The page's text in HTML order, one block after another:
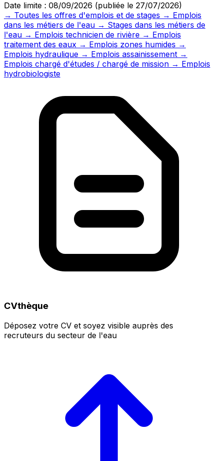
Date limite : 08/09/2026 (publiée le 27/07/2026)
→ Toutes les offres d'emplois et de stages → Emplois
dans les métiers de l'eau → Stages dans les métiers de
l'eau → Emplois technicien de rivière → Emplois
traitement des eaux → Emplois zones humides →
Emplois hydraulique → Emplois assainissement →
Emplois chargé d'études / chargé de mission → Emplois
hydrobiologiste
CVthèque
Déposez votre CV et soyez visible auprès des
recruteurs du secteur de l'eau